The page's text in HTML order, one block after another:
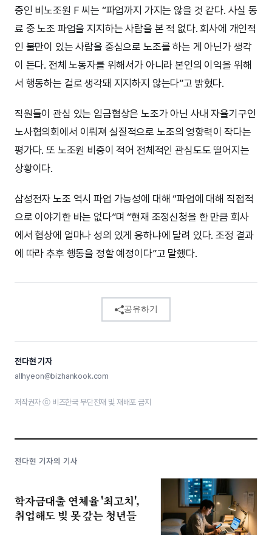
중인 비노조원 F 씨는 “파업까지 가지는 않을 것 같다. 사실 동
료 중 노조 파업을 지지하는 사람을 본 적 없다. 회사에 개인적
인 불만이 있는 사람을 중심으로 노조를 하는 게 아닌가 생각
이 든다. 전체 노동자를 위해서가 아니라 본인의 이익을 위해
서 행동하는 걸로 생각돼 지지하지 않는다”고 밝혔다.
직원들이 관심 있는 임금협상은 노조가 아닌 사내 자율기구인
노사협의회에서 이뤄져 실질적으로 노조의 영향력이 작다는
평가다. 또 노조원 비중이 적어 전체적인 관심도도 떨어지는
상황이다.
삼성전자 노조 역시 파업 가능성에 대해 “파업에 대해 직접적
으로 이야기한 바는 없다”며 “현재 조정신청을 한 만큼 회사
에서 협상에 얼마나 성의 있게 응하냐에 달려 있다. 조정 결과
에 따라 추후 행동을 정할 예정이다”고 말했다.
공유하기
전다현 기자
allhyeon@bizhankook.com
저작권자 ⓒ 비즈한국 무단전재 및 재배포 금지
전다현 기자의 기사
학자금대출 연체율 '최고치',
취업해도 빚 못 갚는 청년들